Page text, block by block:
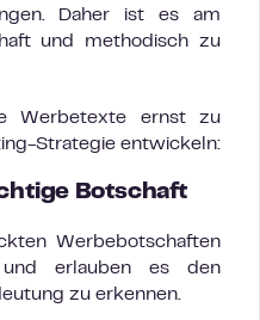
Daher ist es am
und methodisch zu
Werbetexte ernst zu
Strategie entwickeln:
Botschaft
Werbebotschaften
erlauben es den
zu erkennen.